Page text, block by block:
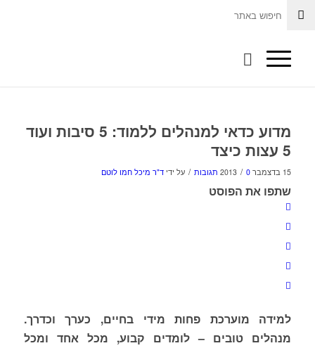
מדוע כדאי למנהלים ללמוד: 5 סיבות ועוד
5 עצות כיצד
15 בדצמבר 2013 / 0 תגובות / על ידי ד"ר מיכל חמו לוטם
שתפו את הפוסט
למידה מוערכת פחות מידי בחיים, כערך וכדרך.
מנהלים טובים – לומדים קבוע, מכל אחד ומכל